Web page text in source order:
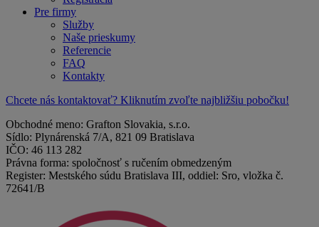
Pre firmy
Služby
Naše prieskumy
Referencie
FAQ
Kontakty
Chcete nás kontaktovať? Kliknutím zvoľte najbližšiu pobočku!
Obchodné meno: Grafton Slovakia, s.r.o.
Sídlo: Plynárenská 7/A, 821 09 Bratislava
IČO: 46 113 282
Právna forma: spoločnosť s ručením obmedzeným
Register: Mestského súdu Bratislava III, oddiel: Sro, vložka č.
72641/B